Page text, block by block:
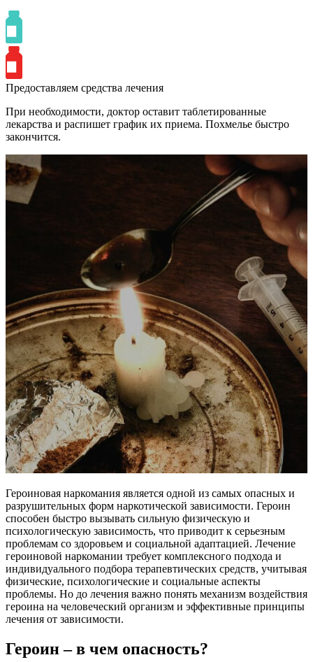
Предоставляем средства лечения
При необходимости, доктор оставит таблетированные
лекарства и распишет график их приема. Похмелье быстро
закончится.
Героиновая наркомания является одной из самых опасных и
разрушительных форм наркотической зависимости. Героин
способен быстро вызывать сильную физическую и
психологическую зависимость, что приводит к серьезным
проблемам со здоровьем и социальной адаптацией. Лечение
героиновой наркомании требует комплексного подхода и
индивидуального подбора терапевтических средств, учитывая
физические, психологические и социальные аспекты
проблемы. Но до лечения важно понять механизм воздействия
героина на человеческий организм и эффективные принципы
лечения от зависимости.
Героин – в чем опасность?